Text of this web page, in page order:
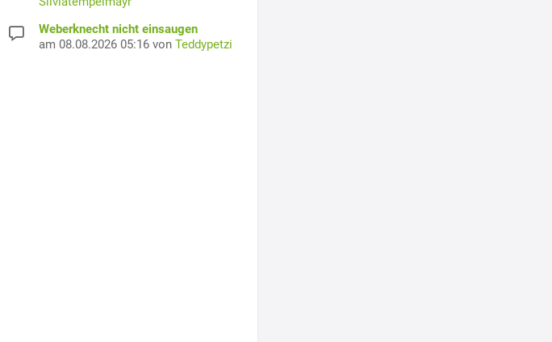
Weberknecht nicht einsaugen
am 08.08.2026 05:16 von Teddypetzi